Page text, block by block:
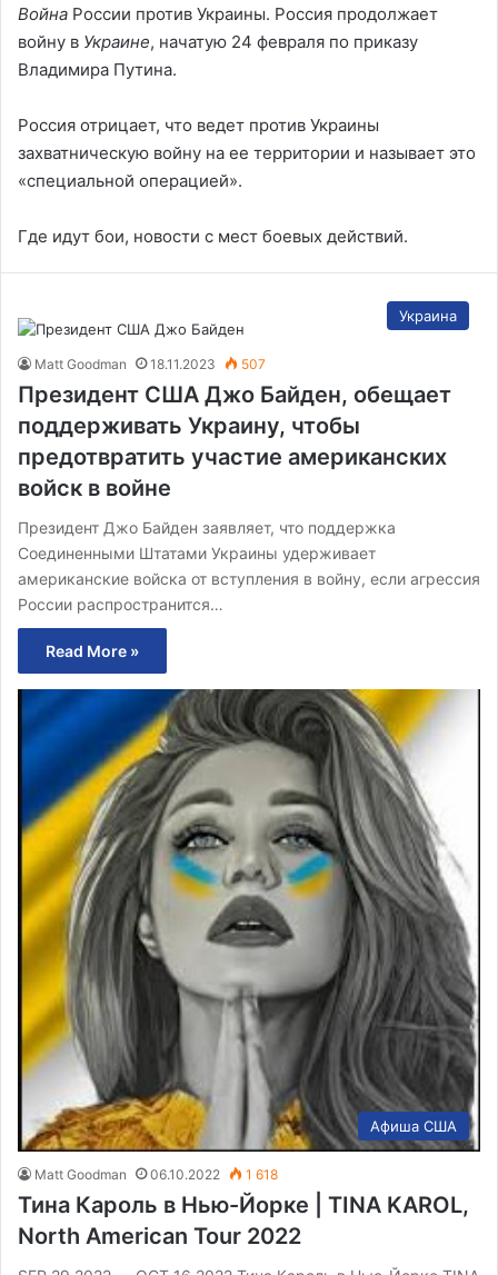
Война России против Украины. Россия продолжает
войну в Украине, начатую 24 февраля по приказу
Владимира Путина.
Россия отрицает, что ведет против Украины
захватническую войну на ее территории и называет это
«специальной операцией».
Где идут бои, новости с мест боевых действий.
Украина
Matt Goodman 18.11.2023 507
Президент США Джо Байден, обещает
поддерживать Украину, чтобы
предотвратить участие американских
войск в войне
Президент Джо Байден заявляет, что поддержка
Соединенными Штатами Украины удерживает
американские войска от вступления в войну, если агрессия
России распространится…
Read More »
Aфиша США
Matt Goodman 06.10.2022 1 618
Тина Кароль в Нью-Йорке | TINA KAROL,
North American Tour 2022